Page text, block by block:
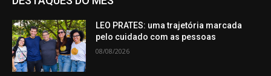
LEO PRATES: uma trajetória marcada
pelo cuidado com as pessoas
08/08/2026